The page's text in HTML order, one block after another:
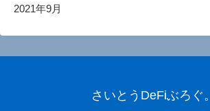
2021年9月
さいとうDeFiぶろぐ。